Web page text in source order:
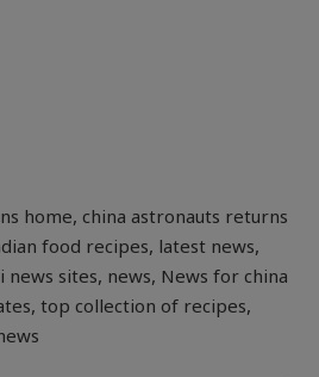
home, china astronauts returns
food recipes, latest news,
news sites, news, News for china
, top collection of recipes,